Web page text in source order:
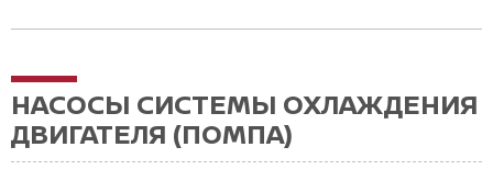
НАСОСЫ СИСТЕМЫ ОХЛАЖДЕНИЯ
ДВИГАТЕЛЯ (ПОМПА)